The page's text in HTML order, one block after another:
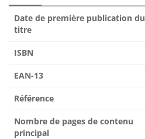
Date de première publication du
titre
ISBN
EAN-13
Référence
Nombre de pages de contenu
principal